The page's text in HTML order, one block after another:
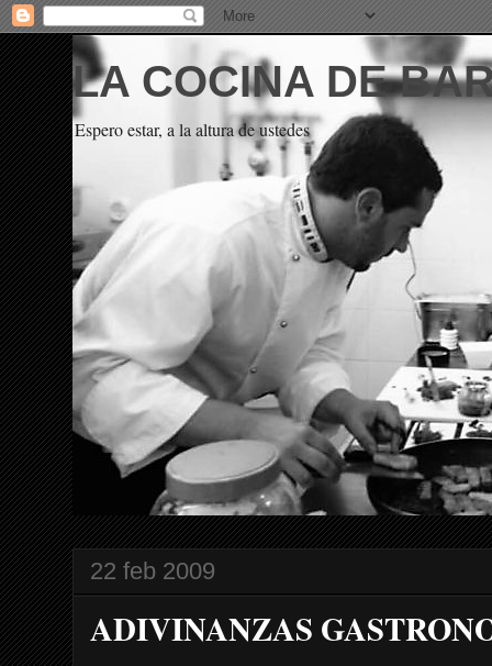
LA COCINA DE
Espero estar, a la altura de ustedes
22 feb 2009
ADIVINANZAS